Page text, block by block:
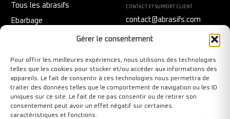
Gérer le consentement
Pour offrir les meilleures expériences, nous utilisons des technologies
telles que les cookies pour stocker et/ou accéder aux informations des
appareils. Le fait de consentir à ces technologies nous permettra de
traiter des données telles que le comportement de navigation ou les ID
uniques sur ce site. Le fait de ne pas consentir ou de retirer son
consentement peut avoir un effet négatif sur certaines
caractéristiques et fonctions.
Tous les abrasifs
Ebarbage
Nettoyage
Outils diamantés
Ponçage
Sécurité au travail
CONTACT ET SUPPORT CLIENT
contact@abrasifs.com
Du Lundi au Vendredi